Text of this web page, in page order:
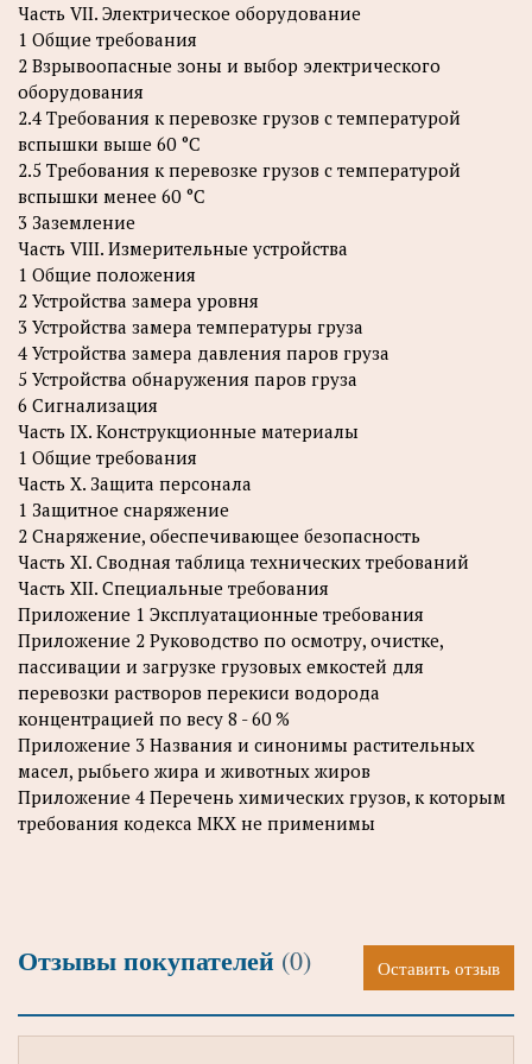
Часть VII. Электрическое оборудование
1 Общие требования
2 Взрывоопасные зоны и выбор электрического
оборудования
2.4 Требования к перевозке грузов с температурой
вспышки выше 60 °С
2.5 Требования к перевозке грузов с температурой
вспышки менее 60 °С
3 Заземление
Часть VIII. Измерительные устройства
1 Общие положения
2 Устройства замера уровня
3 Устройства замера температуры груза
4 Устройства замера давления паров груза
5 Устройства обнаружения паров груза
6 Сигнализация
Часть IX. Конструкционные материалы
1 Общие требования
Часть X. Защита персонала
1 Защитное снаряжение
2 Снаряжение, обеспечивающее безопасность
Часть XI. Сводная таблица технических требований
Часть XII. Специальные требования
Приложение 1 Эксплуатационные требования
Приложение 2 Руководство по осмотру, очистке,
пассивации и загрузке грузовых емкостей для
перевозки растворов перекиси водорода
концентрацией по весу 8 - 60 %
Приложение 3 Названия и синонимы растительных
масел, рыбьего жира и животных жиров
Приложение 4 Перечень химических грузов, к которым
требования кодекса МКХ не применимы
Отзывы покупателей (0) Оставить отзыв